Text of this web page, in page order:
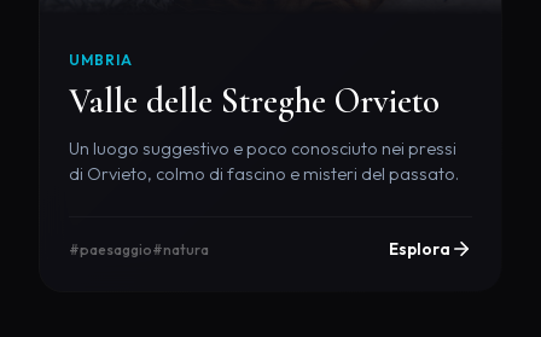
UMBRIA
Valle delle Streghe Orvieto
Un luogo suggestivo e poco conosciuto nei pressi
di Orvieto, colmo di fascino e misteri del passato.
#paesaggio#natura Esplora